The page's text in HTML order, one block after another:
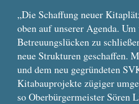
„Die Schaffung neuer
oben auf unserer Agenda. Um
Betreuungslücken zu
neue Strukturen geschaffen.
und dem neu gegründeten
Kitabauprojekte zügiger
so Oberbürgermeister Sören